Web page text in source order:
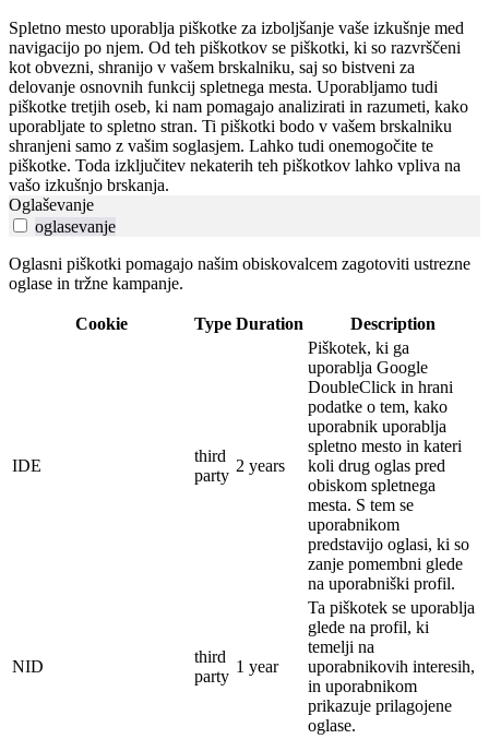
Spletno mesto uporablja piškotke za izboljšanje vaše izkušnje med
navigacijo po njem. Od teh piškotkov se piškotki, ki so razvrščeni
kot obvezni, shranijo v vašem brskalniku, saj so bistveni za
delovanje osnovnih funkcij spletnega mesta. Uporabljamo tudi
piškotke tretjih oseb, ki nam pomagajo analizirati in razumeti, kako
uporabljate to spletno stran. Ti piškotki bodo v vašem brskalniku
shranjeni samo z vašim soglasjem. Lahko tudi onemogočite te
piškotke. Toda izključitev nekaterih teh piškotkov lahko vpliva na
vašo izkušnjo brskanja.
Oglaševanje
oglasevanje
Oglasni piškotki pomagajo našim obiskovalcem zagotoviti ustrezne
oglase in tržne kampanje.
Cookie Type Duration Description
IDE
third
party
2 years
Piškotek, ki ga
uporablja Google
DoubleClick in hrani
podatke o tem, kako
uporabnik uporablja
spletno mesto in kateri
koli drug oglas pred
obiskom spletnega
mesta. S tem se
uporabnikom
predstavijo oglasi, ki so
zanje pomembni glede
na uporabniški profil.
NID
third
party
1 year
Ta piškotek se uporablja
glede na profil, ki
temelji na
uporabnikovih interesih,
in uporabnikom
prikazuje prilagojene
oglase.